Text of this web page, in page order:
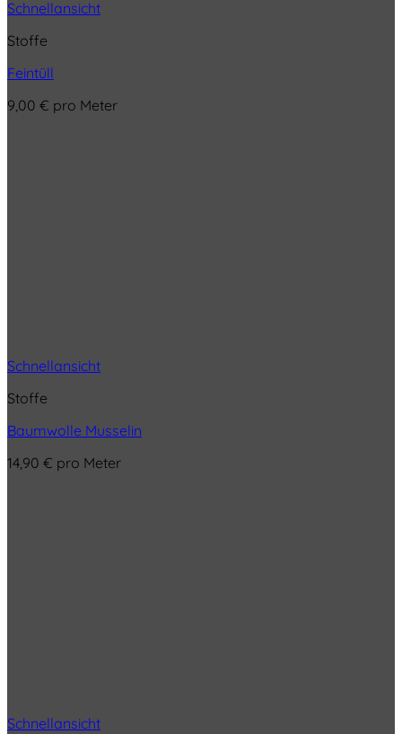
Schnellansicht
Stoffe
Feintüll
9,00 € pro Meter
Schnellansicht
Stoffe
Baumwolle Musselin
14,90 € pro Meter
Schnellansicht